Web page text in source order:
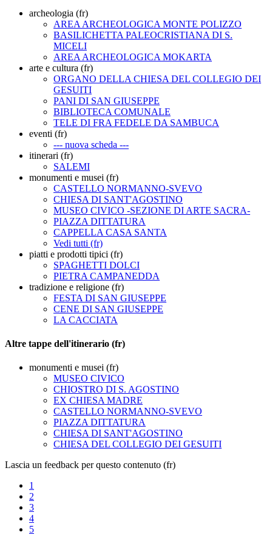
archeologia (fr)
AREA ARCHEOLOGICA MONTE POLIZZO
BASILICHETTA PALEOCRISTIANA DI S.
MICELI
AREA ARCHEOLOGICA MOKARTA
arte e cultura (fr)
ORGANO DELLA CHIESA DEL COLLEGIO DEI
GESUITI
PANI DI SAN GIUSEPPE
BIBLIOTECA COMUNALE
TELE DI FRA FEDELE DA SAMBUCA
eventi (fr)
--- nuova scheda ---
itinerari (fr)
SALEMI
monumenti e musei (fr)
CASTELLO NORMANNO-SVEVO
CHIESA DI SANT'AGOSTINO
MUSEO CIVICO -SEZIONE DI ARTE SACRA-
PIAZZA DITTATURA
CAPPELLA CASA SANTA
Vedi tutti (fr)
piatti e prodotti tipici (fr)
SPAGHETTI DOLCI
PIETRA CAMPANEDDA
tradizione e religione (fr)
FESTA DI SAN GIUSEPPE
CENE DI SAN GIUSEPPE
LA CACCIATA
Altre tappe dell'itinerario (fr)
monumenti e musei (fr)
MUSEO CIVICO
CHIOSTRO DI S. AGOSTINO
EX CHIESA MADRE
CASTELLO NORMANNO-SVEVO
PIAZZA DITTATURA
CHIESA DI SANT'AGOSTINO
CHIESA DEL COLLEGIO DEI GESUITI
Lascia un feedback per questo contenuto (fr)
1
2
3
4
5